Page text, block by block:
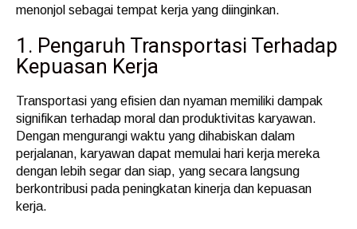
menonjol sebagai tempat kerja yang diinginkan.
1. Pengaruh Transportasi Terhadap
Kepuasan Kerja
Transportasi yang efisien dan nyaman memiliki dampak
signifikan terhadap moral dan produktivitas karyawan.
Dengan mengurangi waktu yang dihabiskan dalam
perjalanan, karyawan dapat memulai hari kerja mereka
dengan lebih segar dan siap, yang secara langsung
berkontribusi pada peningkatan kinerja dan kepuasan
kerja.